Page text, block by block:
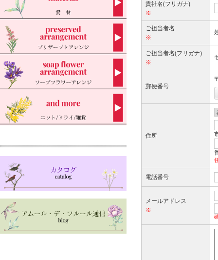
貴社名(フリガナ)
※
ご担当者名
※
ご担当者名(フリガナ)
※
郵便番号
住所
電話番号
メールアドレス
※